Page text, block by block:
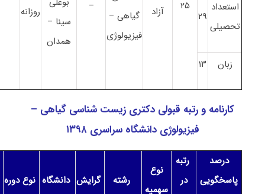
۲۵ آزاد
گیاهی –
فیزیولوژی
–
سینا –
همدان
روزانه
استعداد
تحصیلی
۲۹
زبان ۱۳
کارنامه و رتبه قبولی دکتری زیست شناسی گیاهی –
فیزیولوژی دانشگاه سراسری ۱۳۹۸
درصد
پاسخگویی
رتبه
در
نوع
سهمیه
رشته گرایش دانشگاه نوع دوره